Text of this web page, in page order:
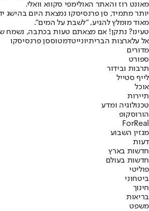
מאונט רוז והאתר האולימפי סקווא וואלי.
יותר מתמיד, סן פרנסיסקו נמצאת היום בהישג
מאוד מומלץ להגיע, "לשבת על המים".
טעינו? נתקן! אם מצאתם טעות בכתבה, נשמח
אל עלארצות הבריתיונייטדמטוססן פרנסיסקו
מדורים
ספורט
תרבות ובידור
לייף סטייל
אוכל
תיירות
טכנולוגיה ומדע
הורוסקופ
ForReal
מגזין השבוע
דעות
חדשות בארץ
חדשות בעולם
פוליטי
ביטחוני
חינוך
בריאות
משפט